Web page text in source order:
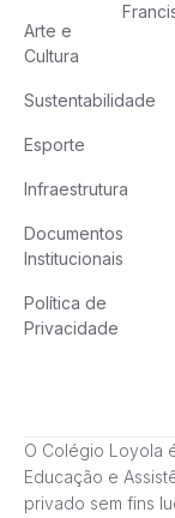
Arte e
Cultura
Sustentabilidade
Esporte
Infraestrutura
Documentos
Institucionais
Política de
Privacidade
O Colégio Loyola
Educação e
privado sem fins